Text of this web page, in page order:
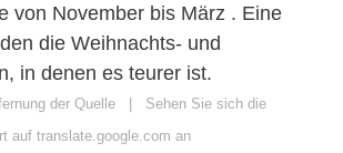
von November bis März . Eine
die Weihnachts- und
in denen es teurer ist.
der Quelle | Sehen Sie sich die
auf translate.google.com an